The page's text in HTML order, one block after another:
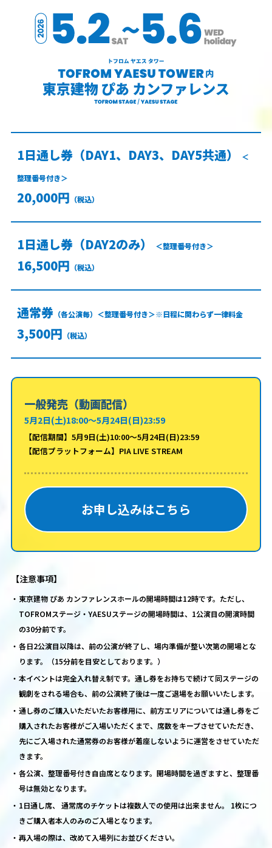
1日通し券（DAY1、DAY3、DAY5共通） ＜
整理番号付き＞
20,000円 （税込）
1日通し券（DAY2のみ） ＜整理番号付き＞
16,500円 （税込）
通常券（各公演毎）＜整理番号付き＞※日程に関わらず一律料金
3,500円 （税込）
一般発売（動画配信）
5月2日(土)18:00～5月24日(日)23:59
【配信期間】5月9日(土)10:00～5月24日(日)23:59
【配信プラットフォーム】PIA LIVE STREAM
お申し込みはこちら
【注意事項】
東京建物 ぴあ カンファレンスホールの開場時間は12時です。ただし、
TOFROMステージ・YAESUステージの開場時間は、1公演目の開演時間
の30分前です。
各日2公演目以降は、前の公演が終了し、場内準備が整い次第の開場とな
ります。（15分前を目安としております。）
本イベントは完全入れ替え制です。通し券をお持ちで続けて同ステージの
観劇をされる場合も、前の公演終了後は一度ご退場をお願いいたします。
通し券のご購入いただいたお客様用に、前方エリアについては通し券をご
購入されたお客様がご入場いただくまで、席数をキープさせていただき、
先にご入場された通常券のお客様が着座しないように運営をさせていただ
きます。
各公演、整理番号付き自由席となります。開場時間を過ぎますと、整理番
号は無効となります。
1日通し席、 通常席のチケットは複数人での使用は出来ません。 1枚につ
きご購入者本人のみのご入場となります。
再入場の際は、改めて入場列にお並びください。